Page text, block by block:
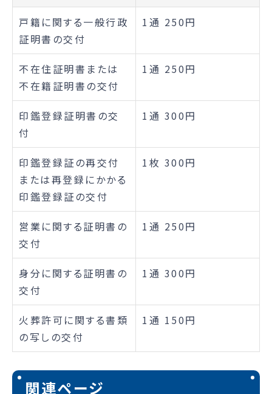
戸籍に関する一般行政
証明書の交付
1通 250円
不在住証明書または
不在籍証明書の交付
1通 250円
印鑑登録証明書の交
付
1通 300円
印鑑登録証の再交付
または再登録にかかる
印鑑登録証の交付
1枚 300円
営業に関する証明書の
交付
1通 250円
身分に関する証明書の
交付
1通 300円
火葬許可に関する書類
の写しの交付
1通 150円
関連ページ